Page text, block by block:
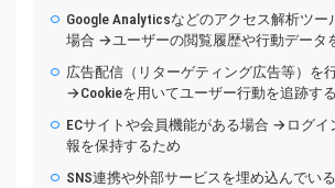
Google Analyticsなどのアクセス解析ツー
場合 →ユーザーの閲覧履歴や行動データ
広告配信（リターゲティング広告等）を
→Cookieを用いてユーザー行動を追跡す
ECサイトや会員機能がある場合 →ログイ
報を保持するため
SNS連携や外部サービスを埋め込んでい